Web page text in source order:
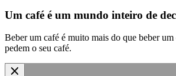
Um café é um mundo inteiro de
Beber um café é muito mais do que beber
pedem o seu café.